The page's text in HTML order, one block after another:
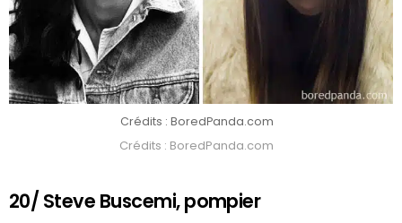
Crédits : BoredPanda.com
Crédits : BoredPanda.com
20/ Steve Buscemi, pompier